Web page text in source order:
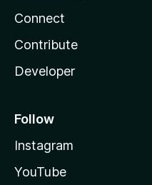
Connect
Contribute
Developer
Follow
Instagram
YouTube